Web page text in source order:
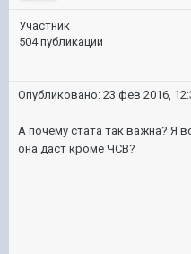
Участник
504 публикации
Опубликовано: 23 фев 2016,
А почему стата так важна? Я
она даст кроме ЧСВ?